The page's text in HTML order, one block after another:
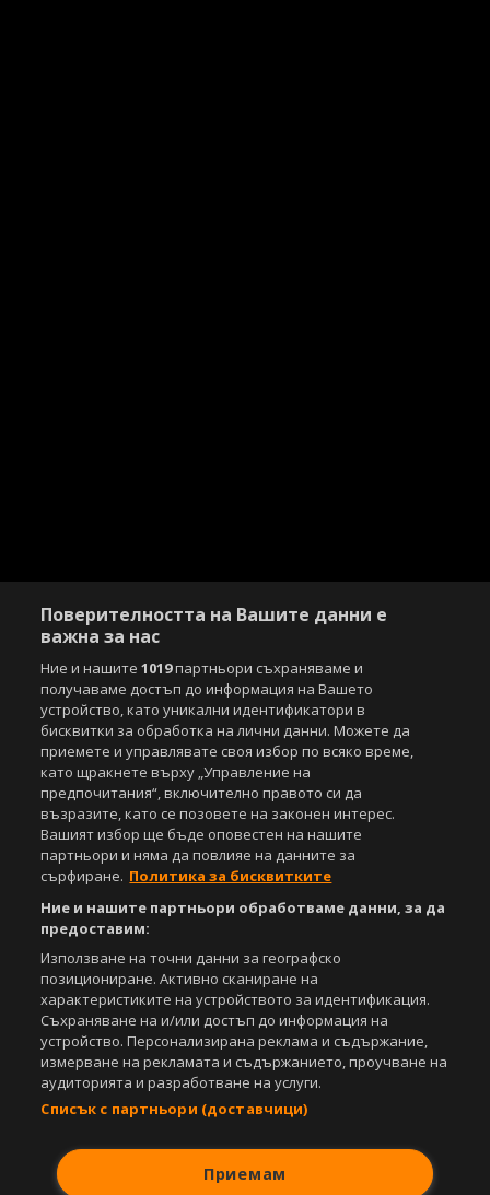
Поверителността на Вашите данни е
важна за нас
Ние и нашите1019партньори съхраняваме и
получаваме достъп до информация на Вашето
устройство, като уникални идентификатори в
бисквитки за обработка на лични данни. Можете да
приемете и управлявате своя избор по всяко време,
като щракнете върху „Управление на
предпочитания“, включително правото си да
възразите, като се позовете на законен интерес.
Вашият избор ще бъде оповестен на нашите
партньори и няма да повлияе на данните за
сърфиране. Политика за бисквитките
Ние и нашите партньори обработваме данни, за да
предоставим:
Използване на точни данни за географско
позициониране. Активно сканиране на
характеристиките на устройството за идентификация.
Съхраняване на и/или достъп до информация на
устройство. Персонализирана реклама и съдържание,
измерване на рекламата и съдържанието, проучване на
аудиторията и разработване на услуги.
Списък с партньори (доставчици)
Приемам